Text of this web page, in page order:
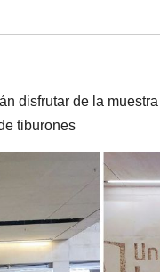
disfrutar de la
tiburones